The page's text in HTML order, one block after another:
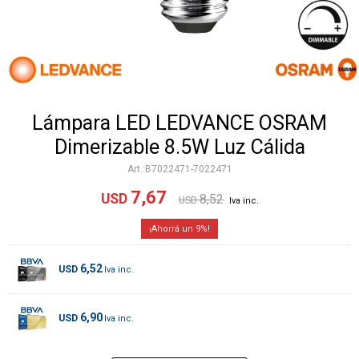
Lámpara LED LEDVANCE OSRAM
Dimerizable 8.5W Luz Cálida
B7022471-7022471
USD 7,67 USD 8,52
9
USD 6,52
USD 6,90